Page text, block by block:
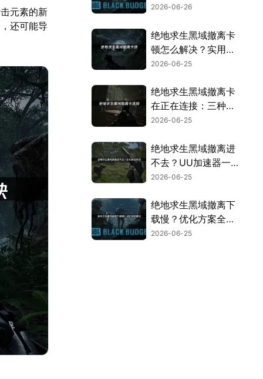
元素的新
还可能导
登录封锁！
2026-06-26
绝地求生黑域撤离卡
顿怎么解决？实用优
化方法汇总！
2026-06-25
绝地求生黑域撤离卡
在正在连接：三种有
效优化方法！
2026-06-25
绝地求生黑域撤离进
不去？UU加速器一
键优化！
2026-06-25
绝地求生黑域撤离下
载慢？优化方案全解
析！
2026-06-25